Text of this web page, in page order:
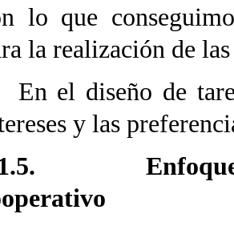
lo que
la realización de
el diseño de
y las
Enfoque